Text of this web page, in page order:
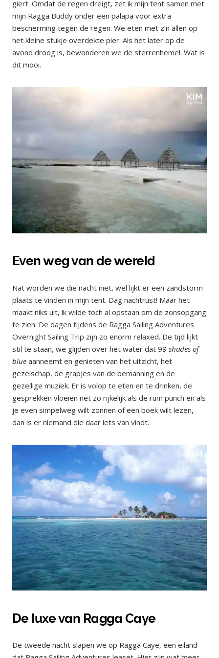
giert. Omdat de regen dreigt, zet ik mijn tent samen met
mijn Ragga Buddy onder een palapa voor extra
bescherming tegen de regen. We eten met z’n allen op
het kleine stukje overdekte pier. Als het later op de
avond droog is, bewonderen we de sterrenhemel. Wat is
dit mooi.
Even weg van de wereld
Nat worden we die nacht niet, wel lijkt er een zandstorm
plaats te vinden in mijn tent. Dag nachtrust! Maar het
maakt niks uit, ik wilde toch al opstaan om de zonsopgang
te zien. De dagen tijdens de Ragga Sailing Adventures
Overnight Sailing Trip zijn zo enorm relaxed. De tijd lijkt
stil te staan, we glijden over het water dat 99 shades of
blue aanneemt en genieten van het uitzicht, het
gezelschap, de grapjes van de bemanning en de
gezellige muziek. Er is volop te eten en te drinken, de
gesprekken vloeien net zo rijkelijk als de rum punch en als
je even simpelweg wilt zonnen of een boek wilt lezen,
dan is er niemand die daar iets van vindt.
De luxe van Ragga Caye
De tweede nacht slapen we op Ragga Caye, een eiland